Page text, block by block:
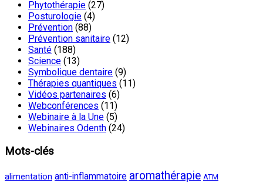
Phytothérapie (27)
Posturologie (4)
Prévention (88)
Prévention sanitaire (12)
Santé (188)
Science (13)
Symbolique dentaire (9)
Thérapies quantiques (11)
Vidéos partenaires (6)
Webconférences (11)
Webinaire à la Une (5)
Webinaires Odenth (24)
Mots-clés
alimentation anti-inflammatoire aromathérapie ATM